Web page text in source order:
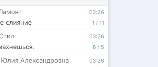
1 / 11
03:26
слияние
6 / 5
03:26
03:26
Юлия Александровна